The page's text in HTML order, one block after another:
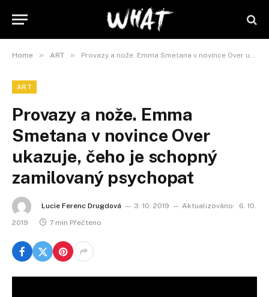
Home » ART » Provazy a nože. Emma Smetana v novince Over ukazuje, čeho je schopný zamilovaný psychopat
ART
Provazy a nože. Emma
Smetana v novince Over
ukazuje, čeho je schopný
zamilovaný psychopat
Lucie Ferenc Drugdová 3. 10. 2019 Aktualizováno:
6. 10.
2019
7 min Přečteno